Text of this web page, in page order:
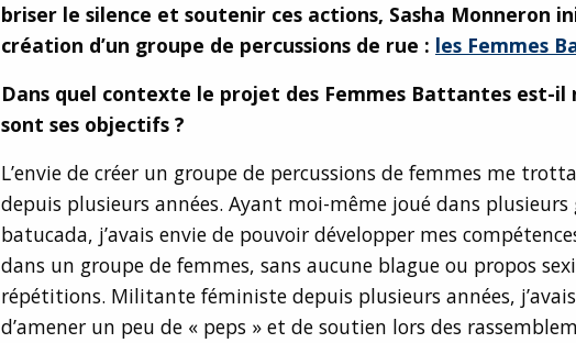
briser le silence et soutenir ces actions, Sasha Monneron
création d’un groupe de percussions de rue : les Femmes
Dans quel contexte le projet des Femmes Battantes est-il
sont ses objectifs ?
L’envie de créer un groupe de percussions de femmes me
depuis plusieurs années. Ayant moi-même joué dans plusieurs
batucada, j’avais envie de pouvoir développer mes
dans un groupe de femmes, sans aucune blague ou propos
répétitions. Militante féministe depuis plusieurs années,
d’amener un peu de « peps » et de soutien lors des